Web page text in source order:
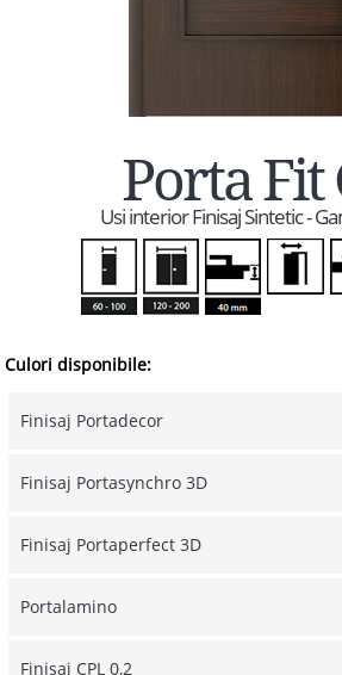
Porta Fit
Usi interior Finisaj Sintetic -
Culori disponibile:
Finisaj Portadecor
Finisaj Portasynchro 3D
Finisaj Portaperfect 3D
Portalamino
Finisaj CPL 0,2